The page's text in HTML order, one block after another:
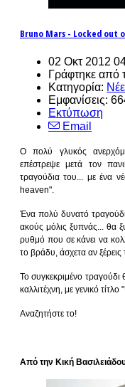
Bruno Mars - Locked out
02 Οκτ 2012
Γράφτηκε από
Κατηγορία:
Εμφανίσεις:
Εκτύπωση
Email
Ο πολύ γλυκός
επέστρεψε μετά τον
τραγούδια του... με ένα
heaven".
Ένα πολύ δυνατό
ακούς μόλις ξυπνάς... θα
ρυθμό που σε κάνει να
το βράδυ, άσχετα αν ξέρεις
Το συγκεκριμένο
καλλιτέχνη, με γενικό
Αναζητήστε το!
Από την Κική